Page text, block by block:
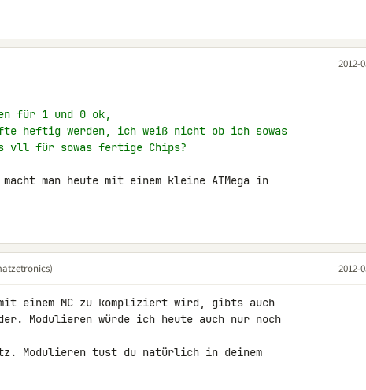
2012-
für 1 und 0 ok,
heftig werden, ich weiß nicht ob ich sowas
vll für sowas fertige Chips?
man heute mit einem kleine ATMega in
2012-
einem MC zu kompliziert wird, gibts auch
Modulieren würde ich heute auch nur noch
Modulieren tust du natürlich in deinem